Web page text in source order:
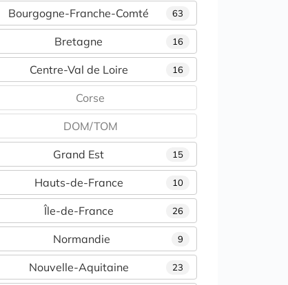
63
Bourgogne-Franche-Comté
16
Bretagne
16
Centre-Val de Loire
Corse
DOM/TOM
15
Grand Est
10
Hauts-de-France
26
Île-de-France
9
Normandie
23
Nouvelle-Aquitaine